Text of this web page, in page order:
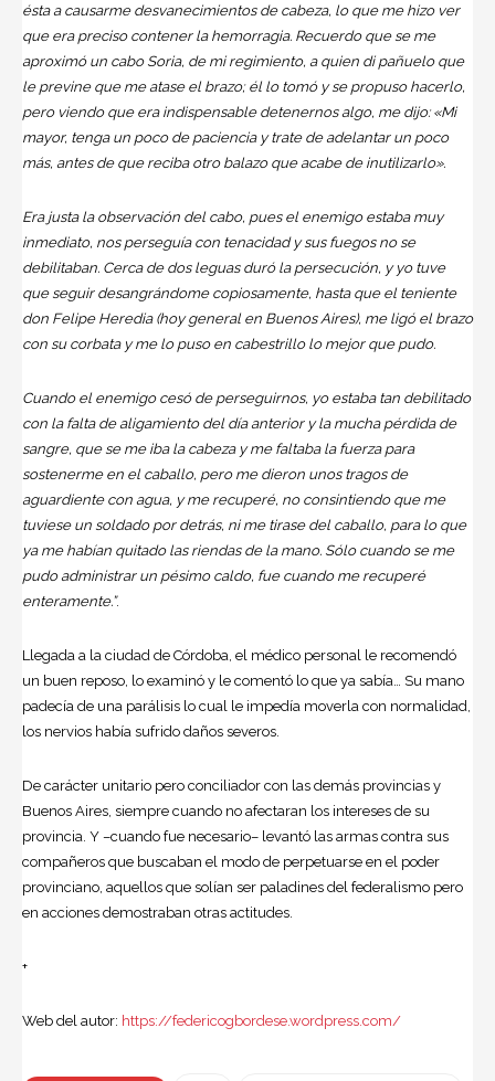
ésta a causarme desvanecimientos de cabeza, lo que me hizo ver
que era preciso contener la hemorragia. Recuerdo que se me
aproximó un cabo Soria, de mi regimiento, a quien di pañuelo que
le previne que me atase el brazo; él lo tomó y se propuso hacerlo,
pero viendo que era indispensable detenernos algo, me dijo: «Mi
mayor, tenga un poco de paciencia y trate de adelantar un poco
más, antes de que reciba otro balazo que acabe de inutilizarlo».
Era justa la observación del cabo, pues el enemigo estaba muy
inmediato, nos perseguía con tenacidad y sus fuegos no se
debilitaban. Cerca de dos leguas duró la persecución, y yo tuve
que seguir desangrándome copiosamente, hasta que el teniente
don Felipe Heredia (hoy general en Buenos Aires), me ligó el brazo
con su corbata y me lo puso en cabestrillo lo mejor que pudo.
Cuando el enemigo cesó de perseguirnos, yo estaba tan debilitado
con la falta de aligamiento del día anterior y la mucha pérdida de
sangre, que se me iba la cabeza y me faltaba la fuerza para
sostenerme en el caballo, pero me dieron unos tragos de
aguardiente con agua, y me recuperé, no consintiendo que me
tuviese un soldado por detrás, ni me tirase del caballo, para lo que
ya me habían quitado las riendas de la mano. Sólo cuando se me
pudo administrar un pésimo caldo, fue cuando me recuperé
enteramente.”.
Llegada a la ciudad de Córdoba, el médico personal le recomendó
un buen reposo, lo examinó y le comentó lo que ya sabía… Su mano
padecía de una parálisis lo cual le impedía moverla con normalidad,
los nervios había sufrido daños severos.
De carácter unitario pero conciliador con las demás provincias y
Buenos Aires, siempre cuando no afectaran los intereses de su
provincia. Y –cuando fue necesario– levantó las armas contra sus
compañeros que buscaban el modo de perpetuarse en el poder
provinciano, aquellos que solían ser paladines del federalismo pero
en acciones demostraban otras actitudes.
+
Web del autor: https://federicogbordese.wordpress.com/